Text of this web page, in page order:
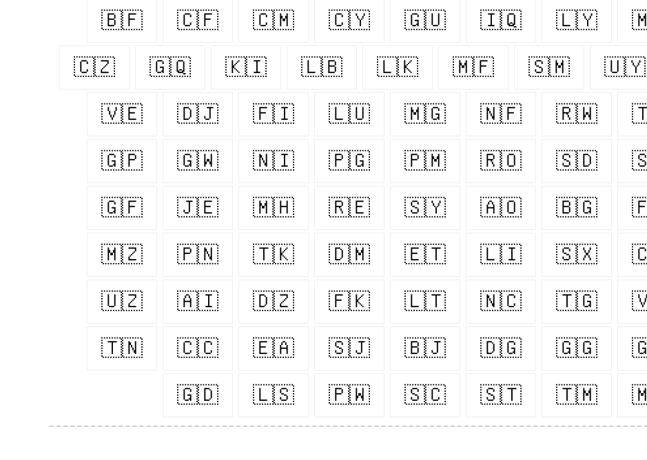
🇧🇫 🇨🇫 🇨🇲 🇨🇾 🇬🇺 🇮🇶 🇱🇾
🇨🇿 🇬🇶 🇰🇮 🇱🇧 🇱🇰 🇲🇫 🇸🇲 🇺🇾
🇻🇪 🇩🇯 🇫🇮 🇱🇺 🇲🇬 🇳🇫 🇷🇼
🇬🇵 🇬🇼 🇳🇮 🇵🇬 🇵🇲 🇷🇴 🇸🇩
🇬🇫 🇯🇪 🇲🇭 🇷🇪 🇸🇾 🇦🇴 🇧🇬
🇲🇿 🇵🇳 🇹🇰 🇩🇲 🇪🇹 🇱🇮 🇸🇽
🇺🇿 🇦🇮 🇩🇿 🇫🇰 🇱🇹 🇳🇨 🇹🇬
🇹🇳 🇨🇨 🇪🇦 🇸🇯 🇧🇯 🇩🇬 🇬🇬
🇬🇩 🇱🇸 🇵🇼 🇸🇨 🇸🇹 🇹🇲